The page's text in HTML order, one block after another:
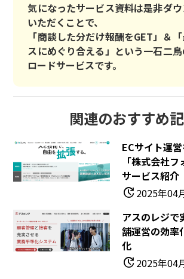
気になったサービス資料は是非ダ
いただくことで、
「商談した分だけ報酬をGET」＆
スにめぐり合える」という一石二
ロードサービスです。
関連のおすすめ
ECサイト運
「株式会社
サービス紹介
update2025年04
アスのレジで
舗運営の効率
化
update2025年04